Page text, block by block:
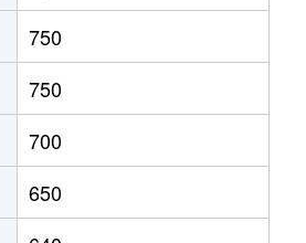
750
750
700
650